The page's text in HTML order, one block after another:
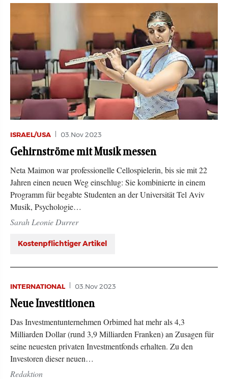
ISRAEL/USA 03.Nov 2023
Gehirnströme mit Musik messen
Neta Maimon war professionelle Cellospielerin, bis sie mit 22
Jahren einen neuen Weg einschlug: Sie kombinierte in einem
Programm für begabte Studenten an der Universität Tel Aviv
Musik, Psychologie…
Sarah Leonie Durrer
Kostenpflichtiger Artikel
INTERNATIONAL 03.Nov 2023
Neue Investitionen
Das Investmentunternehmen Orbimed hat mehr als 4,3
Milliarden Dollar (rund 3,9 Milliarden Franken) an Zusagen für
seine neuesten privaten Investmentfonds erhalten. Zu den
Investoren dieser neuen…
Redaktion